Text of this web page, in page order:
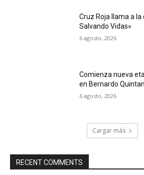
Cruz Roja llama a
Salvando Vidas»
6 agosto, 2026
Comienza nueva
en Bernardo
6 agosto, 2026
Cargar más
RECENT COMMENTS